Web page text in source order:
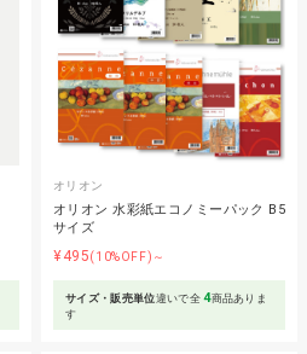
オリオン
オリオン 水彩紙エコノミーパック B5
サイズ
¥495(10%OFF)～
サイズ・販売単位違いで全4商品ありま
す